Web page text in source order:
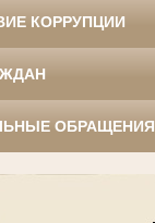
КОРРУПЦИИ
ОБРАЩЕНИЯ